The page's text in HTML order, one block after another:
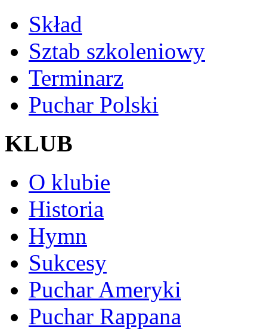
Skład
Sztab szkoleniowy
Terminarz
Puchar Polski
KLUB
O klubie
Historia
Hymn
Sukcesy
Puchar Ameryki
Puchar Rappana